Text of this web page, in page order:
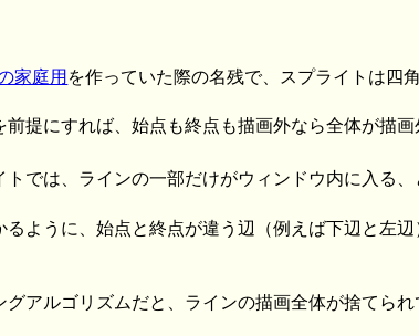
家庭用 を作っていた際の名残で、スプライトは四
提にすれば、始点も終点も描画外なら全体が描画
トでは、ラインの一部だけがウィンドウ内に入る
ように、始点と終点が違う辺（例えば下辺と左
アルゴリズムだと、ラインの描画全体が捨てら